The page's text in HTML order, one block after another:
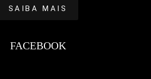
SAIBA MAIS
FACEBOOK